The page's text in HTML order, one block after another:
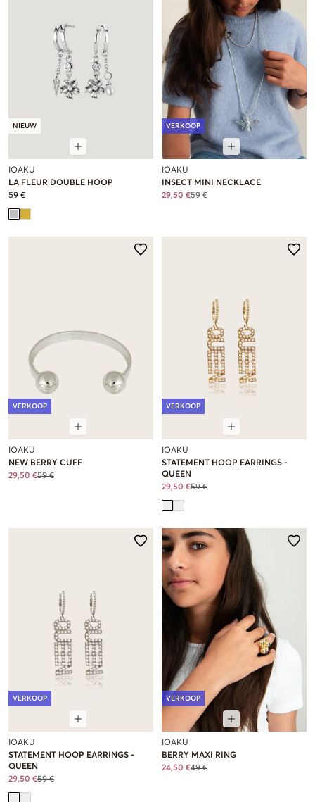
NIEUW
IOAKU
LA FLEUR DOUBLE HOOP
59 €
VERKOOP
IOAKU
INSECT MINI NECKLACE
29,50 €59 €
VERKOOP
IOAKU
NEW BERRY CUFF
29,50 €59 €
VERKOOP
IOAKU
STATEMENT HOOP EARRINGS -
QUEEN
29,50 €59 €
VERKOOP
IOAKU
STATEMENT HOOP EARRINGS -
QUEEN
29,50 €59 €
VERKOOP
IOAKU
BERRY MAXI RING
24,50 €49 €